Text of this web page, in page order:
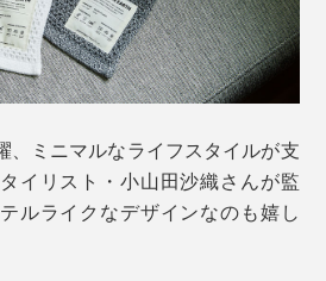
、ミニマルなライフスタイルが支
イリスト・小山田沙織さんが監
ルライクなデザインなのも嬉し